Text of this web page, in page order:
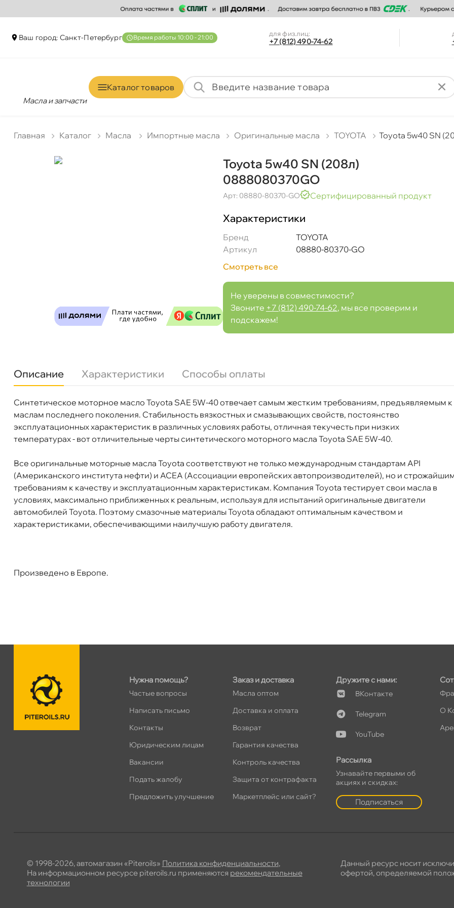
аш город: Санкт-Петербур ремя работы 10:00 - 21:00 для физ.лиц:
+7 (812) 490-74-62
Масла и запчасти
Каталог товаро
Главная Катало Масла Импортные масла Оригинальные масла TOYOTA Toyota 5w40 SN
Toyota 5w40 SN (208л)
0888080370GO
Арт: 08880-80370-GO Сертифицированный продукт
Характеристики
Бренд
TOYOTA
Артикул
08880-80370-GO
Смотреть все
Не уверены в совместимости?
Звоните +7 (812) 490-74-62, мы все проверим и
подскажем!
Описание Характеристики Способы оплаты
Синтетическое моторное масло Toyota SAE 5W-40 отвечает самым жестким требованиям, предъявляемым к
маслам последнего поколения. Стабильность вязкостных и смазывающих свойств, постоянство
эксплуатационных характеристик в различных условиях работы, отличная текучесть при низких
температурах - вот отличительные черты синтетического моторного масла Toyota SAE 5W-40.
се оригинальные моторные масла Toyota соответствуют не только международным стандартам API
(Американского института нефти) и ACEA (Ассоциации европейских автопроизводителей), но и
требованиям к качеству и эксплуатационным характеристикам. Компания Toyota тестирует свои масла
условиях, максимально приближенных к реальным, используя для испытаний оригинальные двигатели
автомобилей Toyota. Поэтому смазочные материалы Toyota обладают оптимальным качеством и
характеристиками, обеспечивающими наилучшую работу двигателя.
Произведено в Европе.
Бренд
TOYOTA
Артикул
08880-80370-GO
Toyota 5w40 SN (208л) 0888080370GO
Бесплатная Сегодня, 07.08 (при заказе от 2000₽)
Самовывоз Сегодня
ул. Салова, д. 30
0 шт
Сегодня, бесплатно
Нужна помощь?
Частые вопросы
Написать письмо
Контакты
Юридическим лицам
акансии
Подать жалобу
Предложить улучшение
Заказ и доставка
Масла оптом
Доставка и оплата
озврат
Гарантия качества
Контроль качества
Защита от контрафакта
Маркетплейс или сайт?
Дружите с нами:
Контакте
Telegram
YouTube
Рассылка
Узнавайте первыми о
акциях и скидках:
Подписаться
О
© 1998-2026, автомагазин «Piteroils» Политика конфиденциальности,
На информационном ресурсе piteroils.ru применяются рекомендательные
технологии
Данный ресурс носит
офертой, определяемой